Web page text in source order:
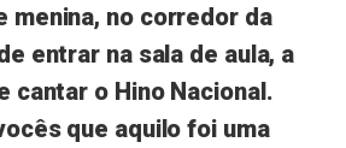
menina, no corredor da
entrar na sala de aula, a
cantar o Hino Nacional.
que aquilo foi uma